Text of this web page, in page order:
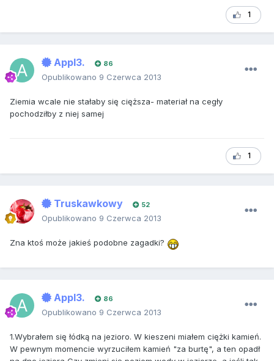
1
Appl3. 86
Opublikowano 9 Czerwca 2013
Ziemia wcale nie stałaby się cięższa- materiał na cegły
pochodziłby z niej samej
1
Truskawkowy 52
Opublikowano 9 Czerwca 2013
Zna ktoś może jakieś podobne zagadki?
Appl3. 86
Opublikowano 9 Czerwca 2013
1.Wybrałem się łódką na jezioro. W kieszeni miałem ciężki kamień.
W pewnym momencie wyrzuciłem kamień "za burtę", a ten opadł